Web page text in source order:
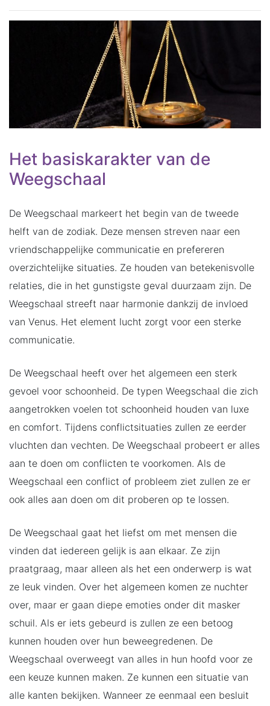
Het basiskarakter van de
Weegschaal
De Weegschaal markeert het begin van de tweede
helft van de zodiak. Deze mensen streven naar een
vriendschappelijke communicatie en prefereren
overzichtelijke situaties. Ze houden van betekenisvolle
relaties, die in het gunstigste geval duurzaam zijn. De
Weegschaal streeft naar harmonie dankzij de invloed
van Venus. Het element lucht zorgt voor een sterke
communicatie.
De Weegschaal heeft over het algemeen een sterk
gevoel voor schoonheid. De typen Weegschaal die zich
aangetrokken voelen tot schoonheid houden van luxe
en comfort. Tijdens conflictsituaties zullen ze eerder
vluchten dan vechten. De Weegschaal probeert er alles
aan te doen om conflicten te voorkomen. Als de
Weegschaal een conflict of probleem ziet zullen ze er
ook alles aan doen om dit proberen op te lossen.
De Weegschaal gaat het liefst om met mensen die
vinden dat iedereen gelijk is aan elkaar. Ze zijn
praatgraag, maar alleen als het een onderwerp is wat
ze leuk vinden. Over het algemeen komen ze nuchter
over, maar er gaan diepe emoties onder dit masker
schuil. Als er iets gebeurd is zullen ze een betoog
kunnen houden over hun beweegredenen. De
Weegschaal overweegt van alles in hun hoofd voor ze
een keuze kunnen maken. Ze kunnen een situatie van
alle kanten bekijken. Wanneer ze eenmaal een besluit